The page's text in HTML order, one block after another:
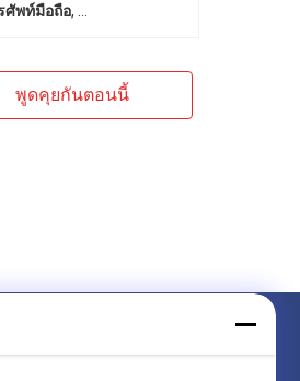
ศัพท์มือถือ,
พูดคุยกันตอนนี้